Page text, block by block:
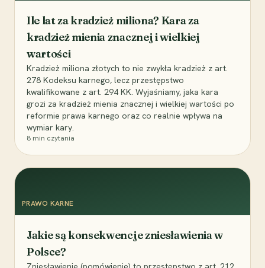
Ile lat za kradzież miliona? Kara za
kradzież mienia znacznej i wielkiej
wartości
Kradzież miliona złotych to nie zwykła kradzież z art.
278 Kodeksu karnego, lecz przestępstwo
kwalifikowane z art. 294 KK. Wyjaśniamy, jaka kara
grozi za kradzież mienia znacznej i wielkiej wartości po
reformie prawa karnego oraz co realnie wpływa na
wymiar kary.
8 min czytania
PRAWO KARNE
Jakie są konsekwencje zniesławienia w
Polsce?